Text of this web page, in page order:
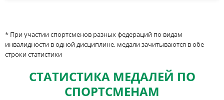
* При участии спортсменов разных федераций по видам
инвалидности в одной дисциплине, медали зачитываются в обе
строки статистики
СТАТИСТИКА МЕДАЛЕЙ ПО
СПОРТСМЕНАМ